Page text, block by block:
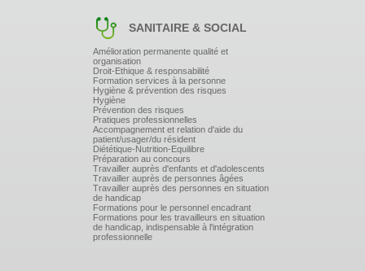
SANITAIRE & SOCIAL
Amélioration permanente qualité et
organisation
Droit-Ethique & responsabilité
Formation services à la personne
Hygiène & prévention des risques
Hygiène
Prévention des risques
Pratiques professionnelles
Accompagnement et relation d'aide du
patient/usager/du résident
Diététique-Nutrition-Equilibre
Préparation au concours
Travailler auprès d'enfants et d'adolescents
Travailler auprès de personnes âgées
Travailler auprès des personnes en situation
de handicap
Formations pour le personnel encadrant
Formations pour les travailleurs en situation
de handicap, indispensable à l'intégration
professionnelle